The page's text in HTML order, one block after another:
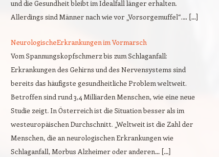
und die Gesundheit bleibt im Idealfall länger erhalten.
Allerdings sind Männer nach wie vor „Vorsorgemuffel“.… […]
NeurologischeErkrankungen im Vormarsch
Vom Spannungskopfschmerz bis zum Schlaganfall:
Erkrankungen des Gehirns und des Nervensystems sind
bereits das häufigste gesundheitliche Problem weltweit.
Betroffen sind rund 3,4 Milliarden Menschen, wie eine neue
Studie zeigt. In Österreich ist die Situation besser als im
westeuropäischen Durchschnitt. „Weltweit ist die Zahl der
Menschen, die an neurologischen Erkrankungen wie
Schlaganfall, Morbus Alzheimer oder anderen… […]